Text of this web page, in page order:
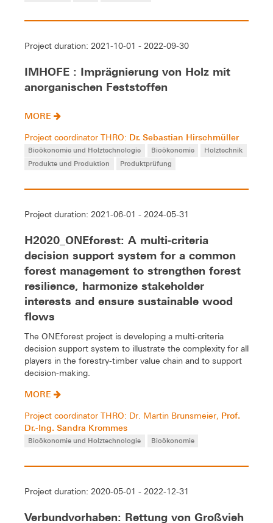
Project duration: 2021-10-01 - 2022-09-30
IMHOFE : Imprägnierung von Holz mit
anorganischen Feststoffen
MORE
Project coordinator THRO: Dr. Sebastian Hirschmüller
Bioökonomie und Holztechnologie Bioökonomie
Holztechnik
Produkte und Produktion
Produktprüfung
Project duration: 2021-06-01 - 2024-05-31
H2020_ONEforest: A multi-criteria
decision support system for a common
forest management to strengthen forest
resilience, harmonize stakeholder
interests and ensure sustainable wood
flows
The ONEforest project is developing a multi-criteria
decision support system to illustrate the complexity for all
players in the forestry-timber value chain and to support
decision-making.
MORE
Project coordinator THRO: Dr. Martin Brunsmeier, Prof.
Dr.-Ing. Sandra Krommes
Bioökonomie und Holztechnologie Bioökonomie
Project duration: 2020-05-01 - 2022-12-31
Verbundvorhaben: Rettung von Großvieh